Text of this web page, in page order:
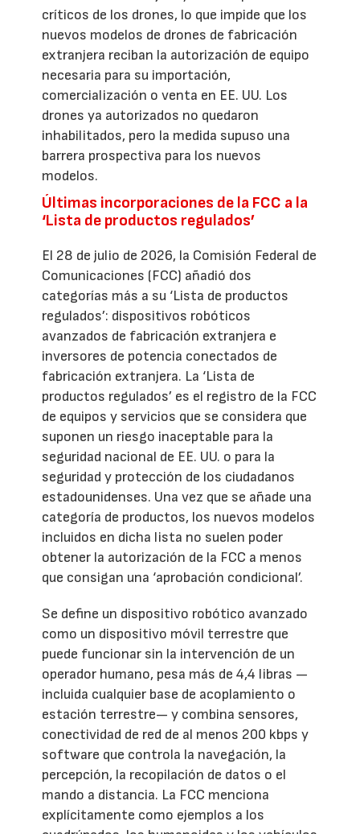
críticos de los drones, lo que impide que los
nuevos modelos de drones de fabricación
extranjera reciban la autorización de equipo
necesaria para su importación,
comercialización o venta en EE. UU. Los
drones ya autorizados no quedaron
inhabilitados, pero la medida supuso una
barrera prospectiva para los nuevos
modelos.
Últimas incorporaciones de la FCC a la
‘Lista de productos regulados’
El 28 de julio de 2026, la Comisión Federal de
Comunicaciones (FCC) añadió dos
categorías más a su ‘Lista de productos
regulados’: dispositivos robóticos
avanzados de fabricación extranjera e
inversores de potencia conectados de
fabricación extranjera. La ‘Lista de
productos regulados’ es el registro de la FCC
de equipos y servicios que se considera que
suponen un riesgo inaceptable para la
seguridad nacional de EE. UU. o para la
seguridad y protección de los ciudadanos
estadounidenses. Una vez que se añade una
categoría de productos, los nuevos modelos
incluidos en dicha lista no suelen poder
obtener la autorización de la FCC a menos
que consigan una ‘aprobación condicional’.
Se define un dispositivo robótico avanzado
como un dispositivo móvil terrestre que
puede funcionar sin la intervención de un
operador humano, pesa más de 4,4 libras —
incluida cualquier base de acoplamiento o
estación terrestre— y combina sensores,
conectividad de red de al menos 200 kbps y
software que controla la navegación, la
percepción, la recopilación de datos o el
mando a distancia. La FCC menciona
explícitamente como ejemplos a los